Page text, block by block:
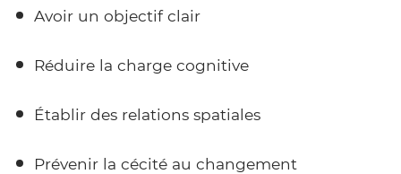
Avoir un objectif clair
Réduire la charge cognitive
Établir des relations spatiales
Prévenir la cécité au changement